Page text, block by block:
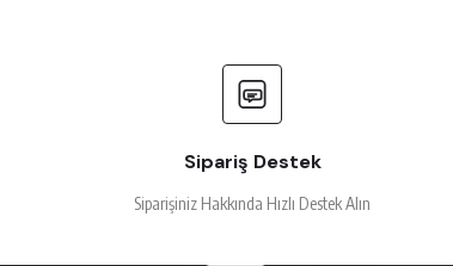
Sipariş Destek
Siparişiniz Hakkında Hızlı Destek Alın